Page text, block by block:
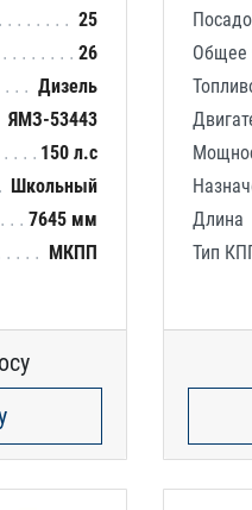
25
26
Дизель
ЯМЗ-53443
150 л.с
Школьный
7645 мм
МКПП
Общее
Длина
Тип